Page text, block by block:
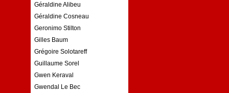
Géraldine Alibeu
Géraldine Cosneau
Geronimo Stilton
Gilles Baum
Grégoire Solotareff
Guillaume Sorel
Gwen Keraval
Gwendal Le Bec